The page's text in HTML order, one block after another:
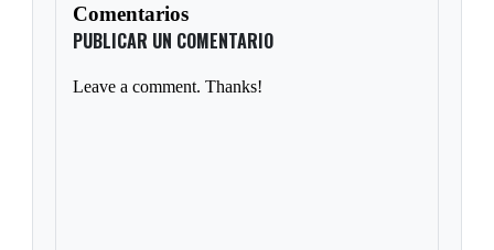
Comentarios
PUBLICAR UN COMENTARIO
Leave a comment. Thanks!